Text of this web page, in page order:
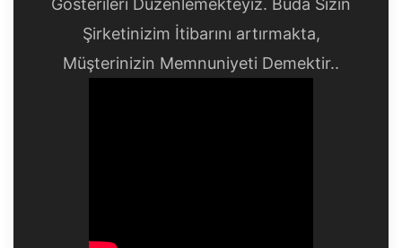
Gösterileri Düzenlemekteyiz. Buda Sizin
Şirketinizim İtibarını artırmakta,
Müşterinizin Memnuniyeti Demektir..